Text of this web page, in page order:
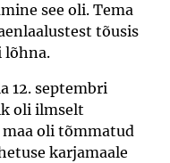
see oli. Tema
tõusis
lõhna.
12. septembri
oli ilmselt
oli tõmmatud
karjamaale